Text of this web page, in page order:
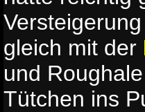
gleich mit der
und
Tütchen ins